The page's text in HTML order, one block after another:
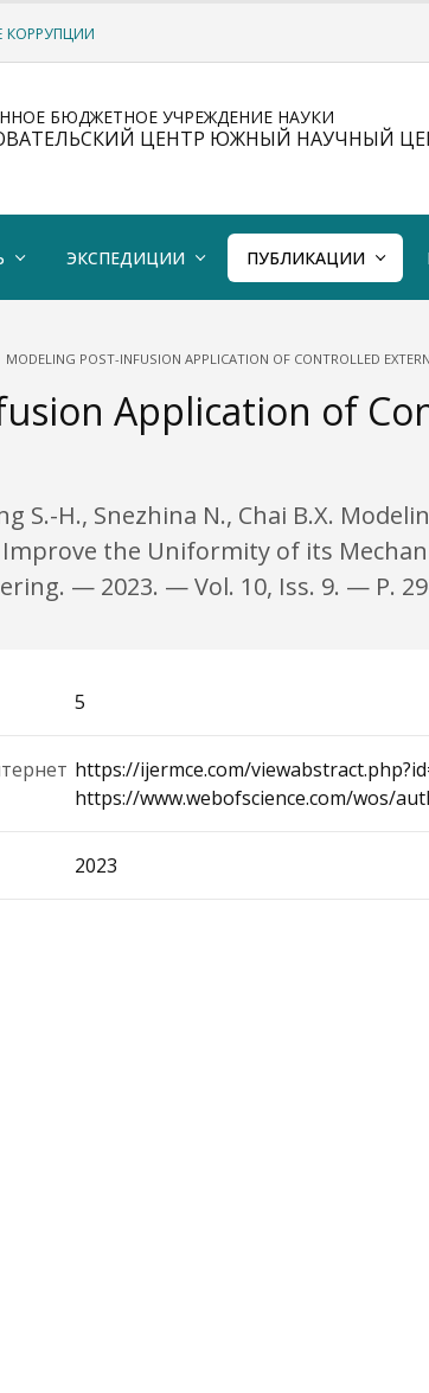
КОРРУПЦИИ
БЮДЖЕТНОЕ УЧРЕЖДЕНИЕ НАУКИ
ЦЕНТР ЮЖНЫЙ НАУЧНЫЙ
ЭКСПЕДИЦИИ ПУБЛИКАЦИИ
MODELING POST-INFUSION APPLICATION OF CONTROLLED
Application of
S.-H., Snezhina N., Chai B.X.
the Uniformity of its
— 2023. — Vol. 10, Iss. 9. — P.
5
https://ijermce.com/
https://www.webofscience.com/wos/
2023